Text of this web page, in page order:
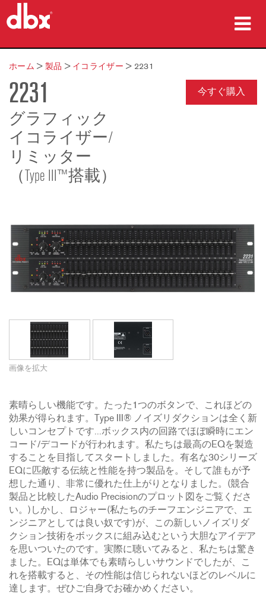
製品
導入事例
購入先
トレーニング
サポート
言語/地域
ホーム > 製品 > イコライザー > 2231
2231
グラフィック
イコライザー/
リミッター
（Type III™搭載）
今すぐ購入
画像を拡大
素晴らしい機能です。たった1つのボタンで、これほどの
効果が得られます。Type III® ノイズリダクションは全く新
しいコンセプトです...ボックス内の回路でほぼ瞬時にエン
コード/デコードが行われます。私たちは最高のEQを製造
することを目指してスタートしました。有名な30シリーズ
EQに匹敵する伝統と性能を持つ製品を。そして誰もが予
想した通り、非常に優れた仕上がりとなりました。(競合
製品と比較したAudio Precisionのプロット図をご覧くださ
い。)しかし、ロジャー(私たちのチーフエンジニアで、エ
ンジニアとしては良い奴です)が、この新しいノイズリダ
クション技術をボックスに組み込むという大胆なアイデア
を思いついたのです。実際に聴いてみると、私たちは驚き
ました。EQは単体でも素晴らしいサウンドでしたが、こ
れを搭載すると、その性能は信じられないほどのレベルに
達します。ぜひご自身でお確かめください。